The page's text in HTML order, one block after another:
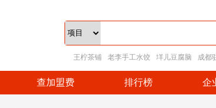
王柠茶铺 老李手工水饺 垟儿豆腐脑 成都
查加盟费 排行榜 企